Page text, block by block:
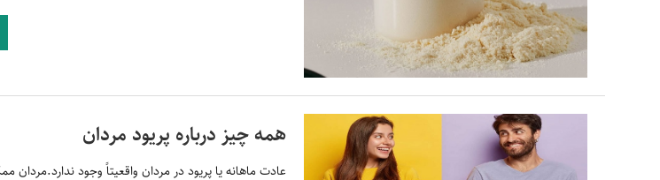
همه چیز درباره پریود مردان
عادت ماهانه یا پریود در مردان واقعیتاً وجود ندارد.مردان